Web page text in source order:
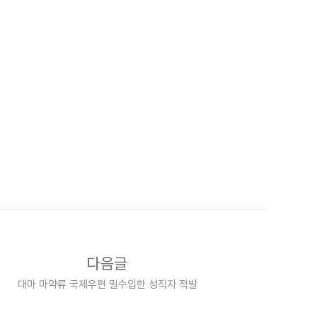
다음글
대마 마약류 국제우편 밀수입한 성직자 적발